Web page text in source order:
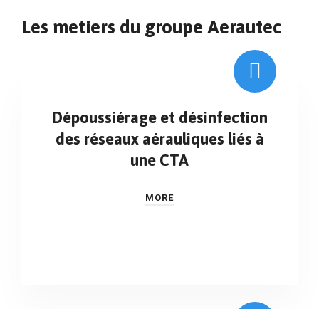
Les metiers du groupe Aerautec
Dépoussiérage et désinfection
des réseaux aérauliques liés à
une CTA
MORE